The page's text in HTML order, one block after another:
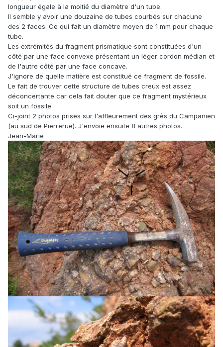
longueur égale à la moitié du diamètre d'un tube.
Il semble y avoir une douzaine de tubes courbés sur chacune
des 2 faces. Ce qui fait un diamètre moyen de 1 mm pour chaque
tube.
Les extrémités du fragment prismatique sont constituées d'un
côté par une face convexe présentant un léger cordon médian et
de l'autre côté par une face concave.
J'ignore de quelle matière est constitué ce fragment de fossile.
Le fait de trouver cette structure de tubes creux est assez
déconcertante car cela fait douter que ce fragment mystérieux
soit un fossile.
Ci-joint 2 photos prises sur l'affleurement des grès du Campanien
(au sud de Pierrerue). J'envoie ensuite 8 autres photos.
Jean-Marie